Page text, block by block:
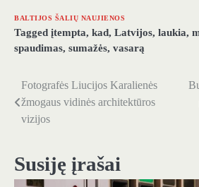
BALTIJOS ŠALIŲ NAUJIENOS
Tagged įtempta, kad, Latvijos, laukia,
spaudimas, sumažės, vasarą
Navigacija
tarp
Fotografės Liucijos Karalienės
žmogaus vidinės architektūros
vizijos
Susiję įrašai